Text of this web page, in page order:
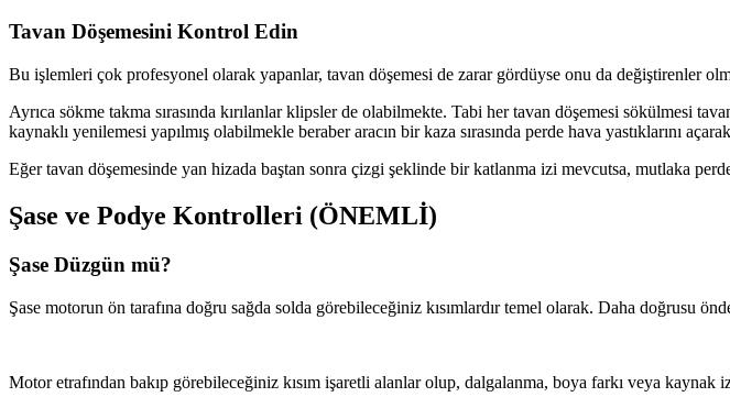
Tavan Döşemesini Kontrol Edin
Bu işlemleri çok profesyonel olarak yapanlar, tavan döşemesi de zarar gördüyse onu da değiştirenler
Ayrıca sökme takma sırasında kırılanlar klipsler de olabilmekte. Tabi her tavan döşemesi sökülmesi
kaynaklı yenilemesi yapılmış olabilmekle beraber aracın bir kaza sırasında perde hava yastıklarını
Eğer tavan döşemesinde yan hizada baştan sonra çizgi şeklinde bir katlanma izi mevcutsa, mutlaka
Şase ve Podye Kontrolleri (ÖNEMLİ)
Şase Düzgün mü?
Şase motorun ön tarafına doğru sağda solda görebileceğiniz kısımlardır temel olarak. Daha doğrusu
Motor etrafından bakıp görebileceğiniz kısım işaretli alanlar olup, dalgalanma, boya farkı veya kaynak